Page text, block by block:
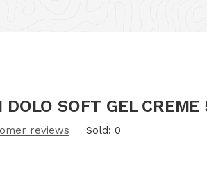
DOLO SOFT GEL CREME
reviews Sold: 0